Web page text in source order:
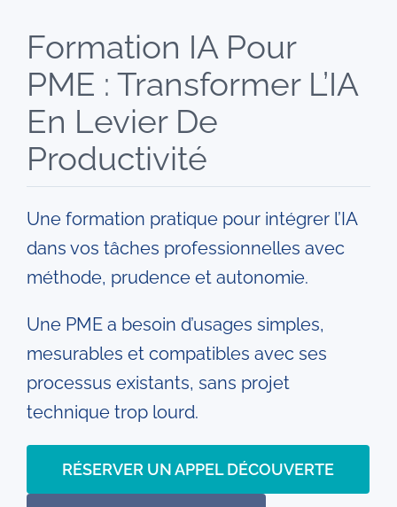
Entreprises
Automatisation IA
Villes
Livres
Blog
Contact
Devenir formateur
Formation IA Pour
PME : Transformer L’IA
En Levier De
Productivité
Une formation pratique pour intégrer l’IA
dans vos tâches professionnelles avec
méthode, prudence et autonomie.
Une PME a besoin d’usages simples,
mesurables et compatibles avec ses
processus existants, sans projet
technique trop lourd.
RÉSERVER UN APPEL DÉCOUVERTE